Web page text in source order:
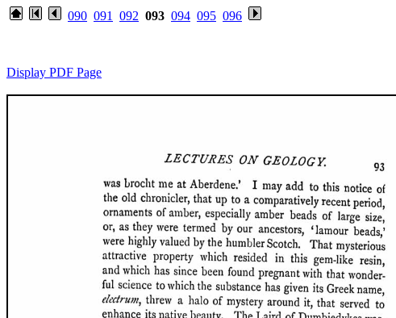
090 091 092 093 094 095 096
Display PDF Page